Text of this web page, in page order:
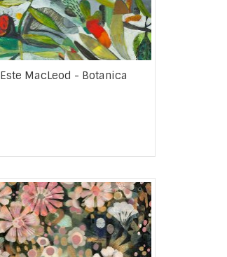
Este MacLeod - Botanica